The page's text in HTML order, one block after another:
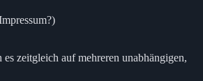
zeitgleich auf mehreren unabhängigen,